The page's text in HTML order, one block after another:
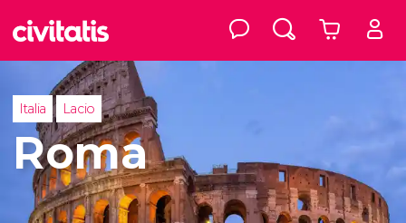
Italia Lacio
Roma